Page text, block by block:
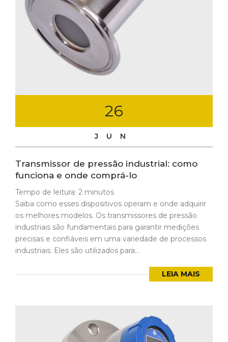
26
JUN
Transmissor de pressão industrial: como
funciona e onde comprá-lo
Tempo de leitura: 2 minutos
Saiba como esses dispositivos operam e onde adquirir
os melhores modelos. Os transmissores de pressão
industriais são fundamentais para garantir medições
precisas e confiáveis em uma variedade de processos
industriais. Eles são utilizados para...
LEIA MAIS